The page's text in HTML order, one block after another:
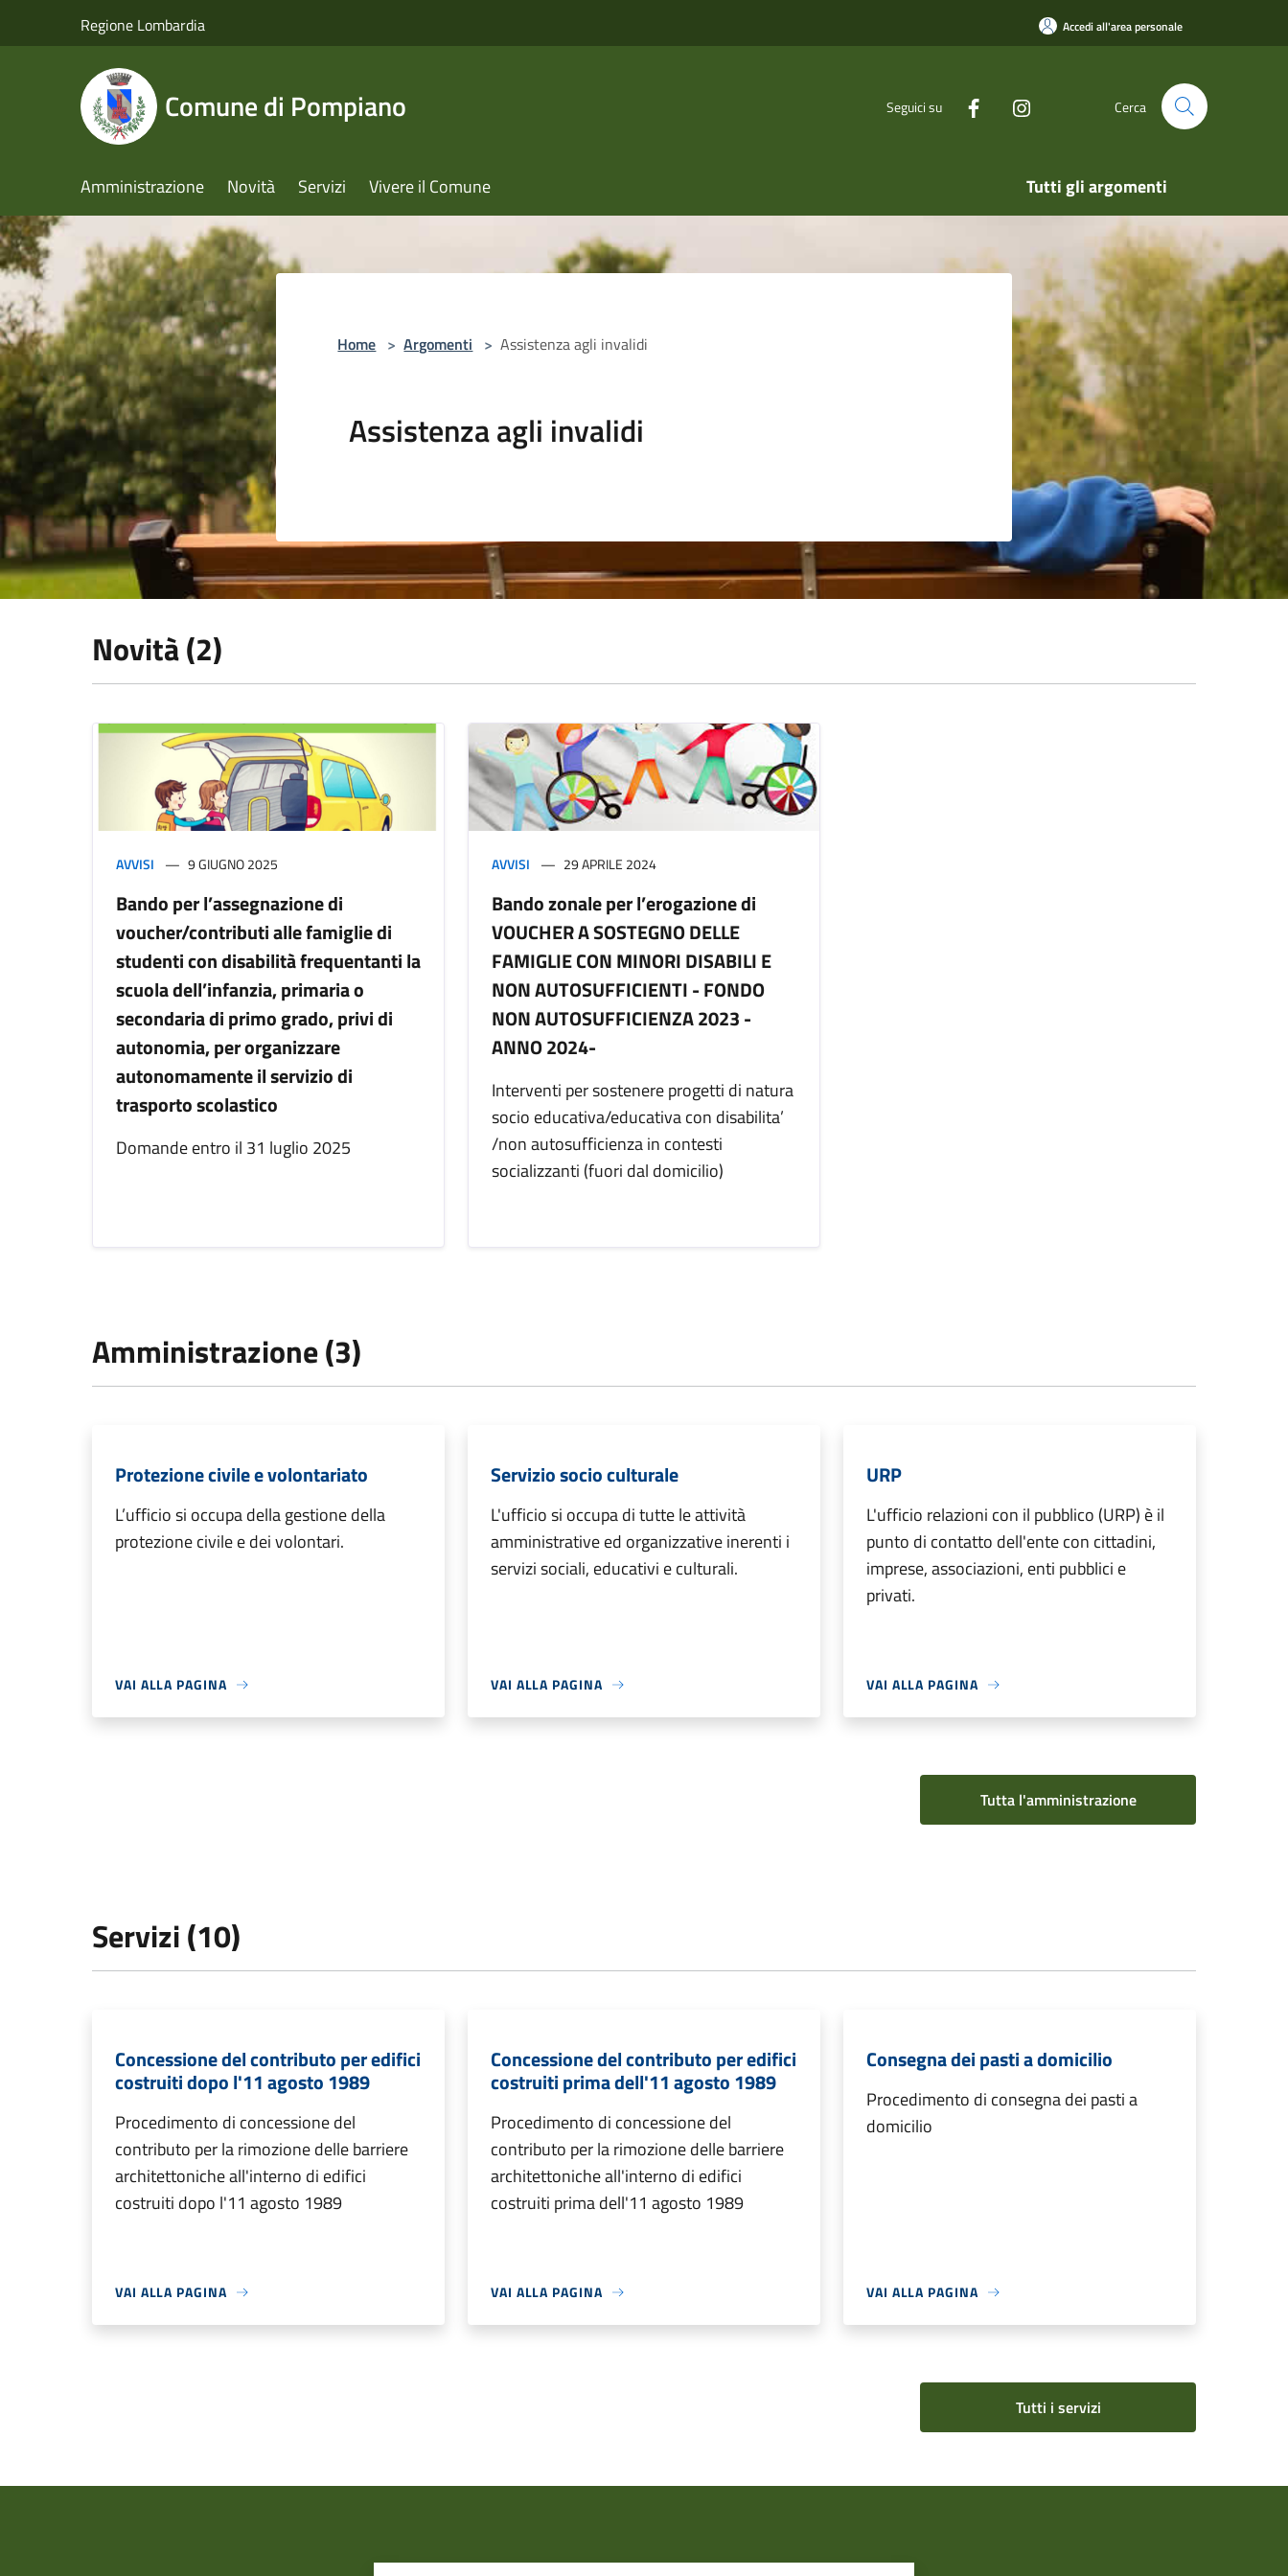
Regione Lombardia Accedi all'area personale
Comune di Pompiano Seguici su Cerca
Amministrazione Novità Servizi Vivere il Comune Tutti gli argomenti
Home > Argomenti > Assistenza agli invalidi
Assistenza agli invalidi
Novità (2)
AVVISI 9 GIUGNO 2025
Bando per l’assegnazione di
voucher/contributi alle famiglie di
studenti con disabilità frequentanti la
scuola dell’infanzia, primaria o
secondaria di primo grado, privi di
autonomia, per organizzare
autonomamente il servizio di
trasporto scolastico
Domande entro il 31 luglio 2025
AVVISI 29 APRILE 2024
Bando zonale per l’erogazione di
VOUCHER A SOSTEGNO DELLE
FAMIGLIE CON MINORI DISABILI E
NON AUTOSUFFICIENTI - FONDO
NON AUTOSUFFICIENZA 2023 -
ANNO 2024-
Interventi per sostenere progetti di natura
socio educativa/educativa con disabilita’
/non autosufficienza in contesti
socializzanti (fuori dal domicilio)
Amministrazione (3)
Protezione civile e volontariato
L’ufficio si occupa della gestione della
protezione civile e dei volontari.
VAI ALLA PAGINA
Servizio socio culturale
L'ufficio si occupa di tutte le attività
amministrative ed organizzative inerenti i
servizi sociali, educativi e culturali.
VAI ALLA PAGINA
URP
L'ufficio relazioni con il pubblico (URP) è il
punto di contatto dell'ente con cittadini,
imprese, associazioni, enti pubblici e
privati.
VAI ALLA PAGINA
Tutta l'amministrazione
Servizi (10)
Concessione del contributo per edifici
costruiti dopo l'11 agosto 1989
Procedimento di concessione del
contributo per la rimozione delle barriere
architettoniche all'interno di edifici
costruiti dopo l'11 agosto 1989
VAI ALLA PAGINA
Concessione del contributo per edifici
costruiti prima dell'11 agosto 1989
Procedimento di concessione del
contributo per la rimozione delle barriere
architettoniche all'interno di edifici
costruiti prima dell'11 agosto 1989
VAI ALLA PAGINA
Consegna dei pasti a domicilio
Procedimento di consegna dei pasti a
domicilio
VAI ALLA PAGINA
Tutti i servizi